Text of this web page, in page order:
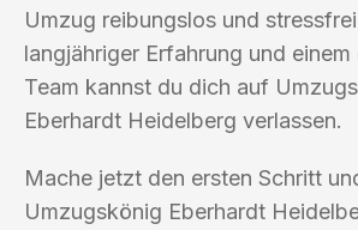
Umzug reibungslos und
langjähriger Erfahrung und
Team kannst du dich auf
Eberhardt Heidelberg verlassen.
Mache jetzt den ersten Schritt
Umzugskönig Eberhardt